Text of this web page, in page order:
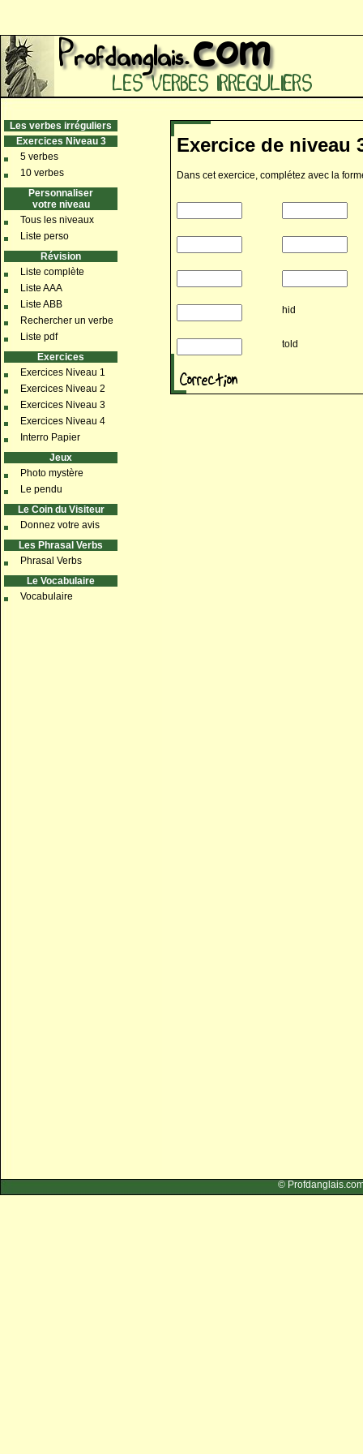
Les verbes irréguliers
Exercices Niveau 3
5 verbes
10 verbes
Personnaliser
votre niveau
Tous les niveaux
Liste perso
Révision
Liste complète
Liste AAA
Liste ABB
Rechercher un verbe
Liste pdf
Exercices
Exercices Niveau 1
Exercices Niveau 2
Exercices Niveau 3
Exercices Niveau 4
Interro Papier
Jeux
Photo mystère
Le pendu
Le Coin du Visiteur
Donnez votre avis
Les Phrasal Verbs
Phrasal Verbs
Le Vocabulaire
Vocabulaire
Exercice de niveau
Dans cet exercice, complétez avec la
hid
told
©